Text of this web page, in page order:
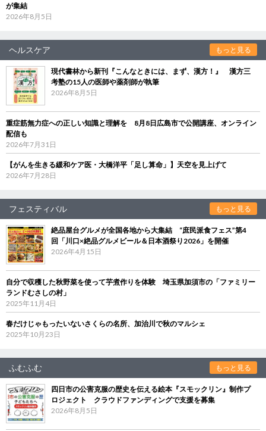
が集結
2026年8月5日
ヘルスケア もっと見る
現代書林から新刊『こんなときには、まず、漢方！』 漢方三
考塾の15人の医師や薬剤師が執筆
2026年8月5日
重症筋無力症への正しい知識と理解を 8月8日広島市で公開講座、オンライン
配信も
2026年7月31日
【がんを生きる緩和ケア医・大橋洋平「足し算命」】天空を見上げて
2026年7月28日
フェスティバル もっと見る
絶品屋台グルメが全国各地から大集結 “庶民派食フェス”第4
回「川口×絶品グルメビール＆日本酒祭り2026」を開催
2026年4月15日
自分で収穫した秋野菜を使って芋煮作りを体験 埼玉県加須市の「ファミリー
ランドむさしの村」
2025年11月4日
春だけじゃもったいないさくらの名所、加治川で秋のマルシェ
2025年10月23日
ふむふむ もっと見る
四日市の公害克服の歴史を伝える絵本『スモックリン』制作プ
ロジェクト クラウドファンディングで支援を募集
2026年8月5日